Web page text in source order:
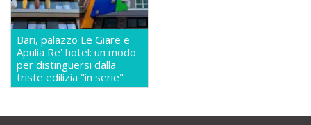
Bari, palazzo Le Giare e
Apulia Re' hotel: un modo
per distinguersi dalla
triste edilizia "in serie"